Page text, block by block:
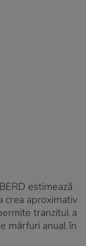
estimează
crea aproximativ
tranzitul a
mărfuri anual în